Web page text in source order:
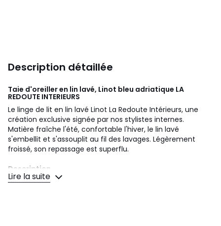
Description détaillée
Taie d'oreiller en lin lavé, Linot bleu adriatique LA
REDOUTE INTERIEURS
Le linge de lit en lin lavé Linot La Redoute Intérieurs, une
création exclusive signée par nos stylistes internes.
Matière fraîche l'été, confortable l'hiver, le lin lavé
s'embellit et s'assouplit au fil des lavages. Légèrement
froissé, son repassage est superflu.
Description
• 100% lin, 165 g/m2
Lire la suite